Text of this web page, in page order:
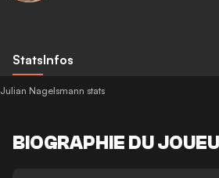
StatsInfos
Julian Nagelsmann stats
BIOGRAPHIE DU